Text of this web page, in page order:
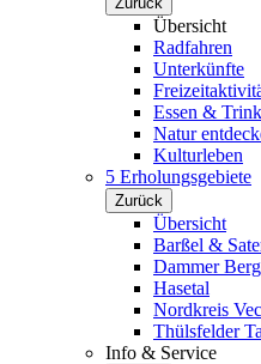
Übersicht
Radfahren
Unterkünfte
Essen &
Natur
Kulturleben
5 Erholungsgebiete
Zurück
Übersicht
Barßel &
Dammer
Hasetal
Nordkreis
Thülsfelder
Info & Service